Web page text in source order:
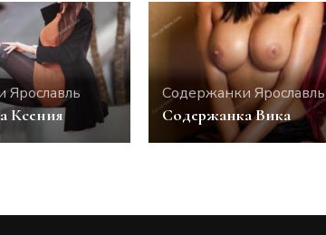
Ксения
Содержанки Ярославль
Содержанка Вика